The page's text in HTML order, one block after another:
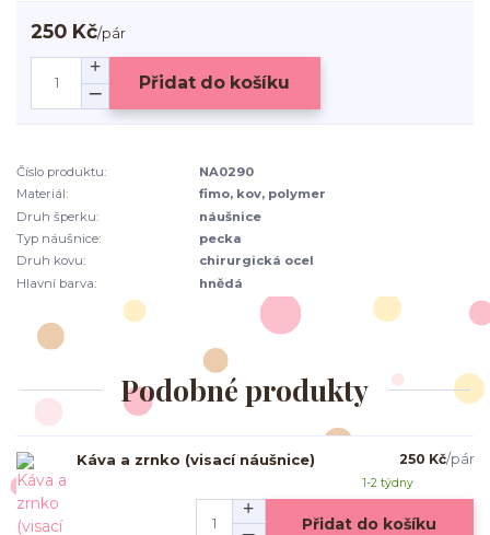
250 Kč/pár
Přidat do košíku
Číslo produktu:
NA0290
Materiál:
fimo, kov, polymer
Druh šperku:
náušnice
Typ náušnice:
pecka
Druh kovu:
chirurgická ocel
Hlavní barva:
hnědá
Podobné produkty
Káva a zrnko (visací náušnice) 250 Kč/pár
1-2 týdny
Přidat do košíku